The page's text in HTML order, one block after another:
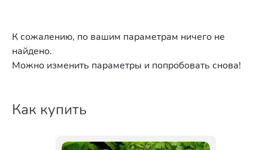
К сожалению, по вашим параметрам ничего не
найдено.
Можно изменить параметры и попробовать снова!
Как купить